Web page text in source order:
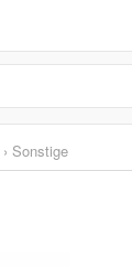
› Sonstige